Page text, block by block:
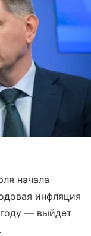
начала
инфляция
— выйдет